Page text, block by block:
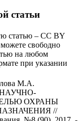
статьи
статью – CC BY
свободно
на любом
при указании
М.А.
ОХРАНЫ
//